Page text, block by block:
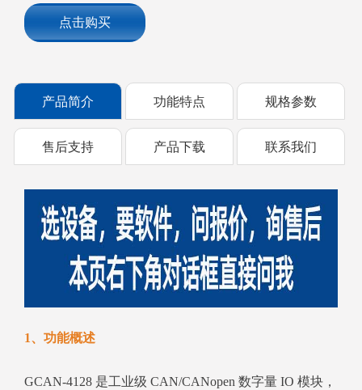
点击购买
产品简介 功能特点 规格参数
售后支持 产品下载 联系我们
1、功能概述
GCAN-4128 是工业级 CAN/CANopen 数字量 IO 模块，